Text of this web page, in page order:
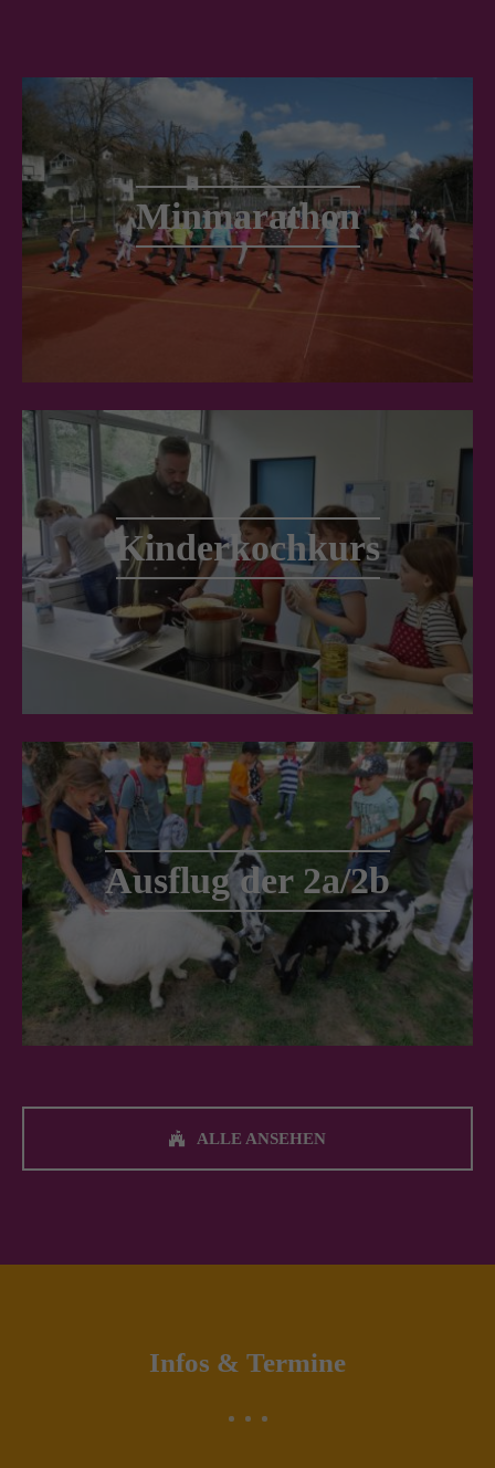
Minmarathon
Kinderkochkurs
Ausflug der 2a/2b
ALLE ANSEHEN
Infos & Termine